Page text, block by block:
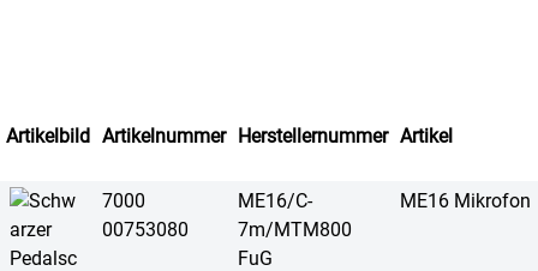
Artikelbild Artikelnummer Herstellernummer Artikel
7000
00753080
ME16/C-
7m/MTM800
FuG
ME16 Mikrofon